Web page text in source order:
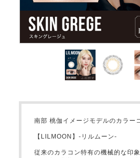
南部 桃伽イメージモデルのカラー
【LILMOON】-リルムーン-
従来のカラコン特有の機械的な印